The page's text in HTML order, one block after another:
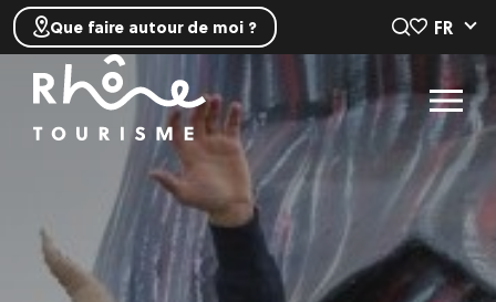
Que faire autour de moi ? FR